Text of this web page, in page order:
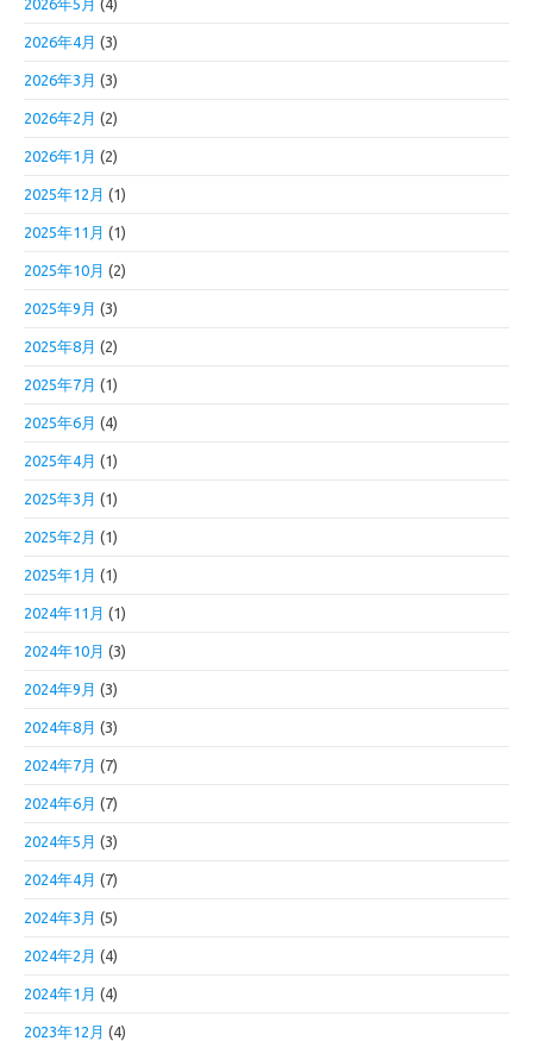
2026年4月 (3)
2026年3月 (3)
2026年2月 (2)
2026年1月 (2)
2025年12月 (1)
2025年11月 (1)
2025年10月 (2)
2025年9月 (3)
2025年8月 (2)
2025年7月 (1)
2025年6月 (4)
2025年4月 (1)
2025年3月 (1)
2025年2月 (1)
2025年1月 (1)
2024年11月 (1)
2024年10月 (3)
2024年9月 (3)
2024年8月 (3)
2024年7月 (7)
2024年6月 (7)
2024年5月 (3)
2024年4月 (7)
2024年3月 (5)
2024年2月 (4)
2024年1月 (4)
2023年12月 (4)